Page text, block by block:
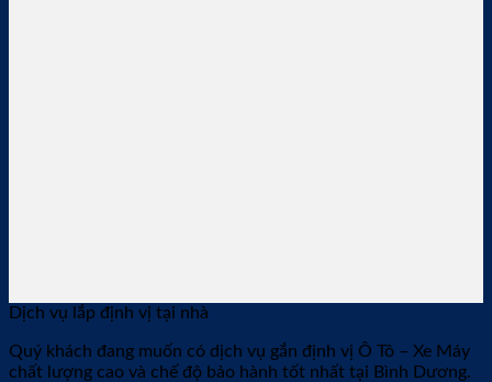
Dịch vụ lắp định vị tại nhà
Quý khách đang muốn có dịch vụ gắn định vị Ô Tô – Xe Máy
chất lượng cao và chế độ bảo hành tốt nhất tại Bình Dương.